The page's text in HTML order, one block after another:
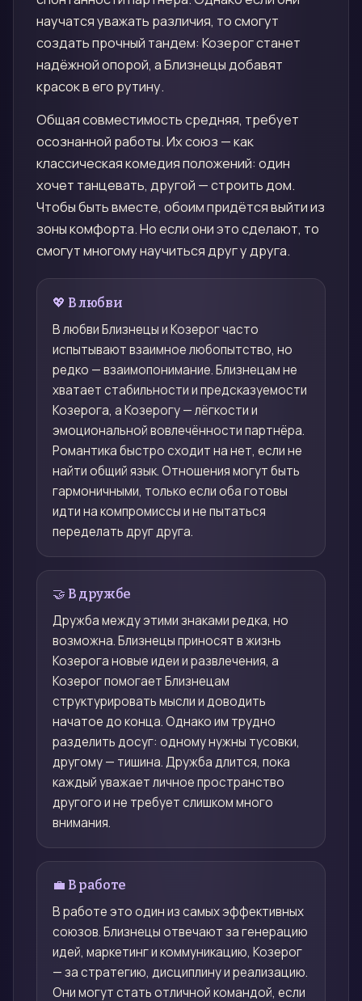
научатся уважать различия, то смогут
создать прочный тандем: Козерог станет
надёжной опорой, а Близнецы добавят
красок в его рутину.
Общая совместимость средняя, требует
осознанной работы. Их союз — как
классическая комедия положений: один
хочет танцевать, другой — строить дом.
Чтобы быть вместе, обоим придётся выйти из
зоны комфорта. Но если они это сделают, то
смогут многому научиться друг у друга.
💖 В любви
В любви Близнецы и Козерог часто
испытывают взаимное любопытство, но
редко — взаимопонимание. Близнецам не
хватает стабильности и предсказуемости
Козерога, а Козерогу — лёгкости и
эмоциональной вовлечённости партнёра.
Романтика быстро сходит на нет, если не
найти общий язык. Отношения могут быть
гармоничными, только если оба готовы
идти на компромиссы и не пытаться
переделать друг друга.
🤝 В дружбе
Дружба между этими знаками редка, но
возможна. Близнецы приносят в жизнь
Козерога новые идеи и развлечения, а
Козерог помогает Близнецам
структурировать мысли и доводить
начатое до конца. Однако им трудно
разделить досуг: одному нужны тусовки,
другому — тишина. Дружба длится, пока
каждый уважает личное пространство
другого и не требует слишком много
внимания.
💼 В работе
В работе это один из самых эффективных
союзов. Близнецы отвечают за генерацию
идей, маркетинг и коммуникацию, Козерог
— за стратегию, дисциплину и реализацию.
Они могут стать отличной командой, если